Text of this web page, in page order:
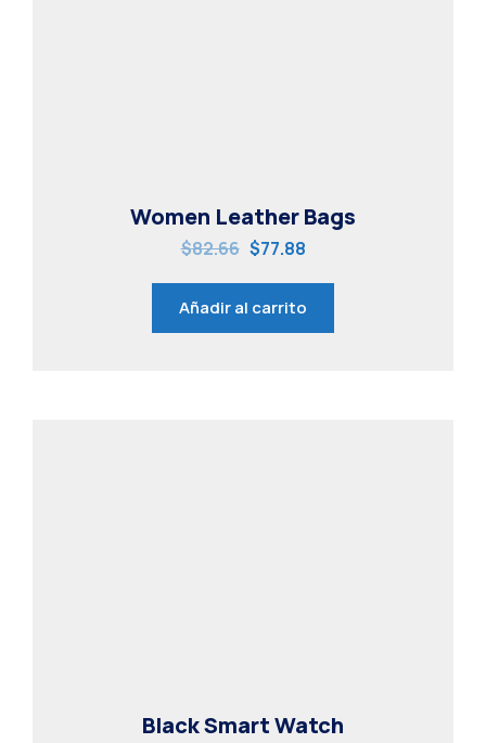
Women Leather Bags
$82.66 $77.88
Añadir al carrito
Black Smart Watch